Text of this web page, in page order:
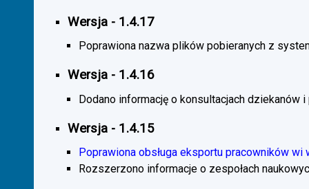
Wersja - 1.4.17
Poprawiona nazwa plików pobieranych z
Wersja - 1.4.16
Dodano informację o konsultacjach dziekanów
Wersja - 1.4.15
Poprawiona obsługa eksportu pracowników wi
Rozszerzono informacje o zespołach